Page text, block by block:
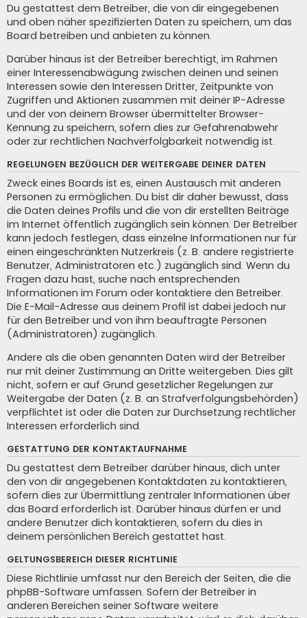
Du gestattest dem Betreiber, die von dir eingegebenen
und oben näher spezifizierten Daten zu speichern, um das
Board betreiben und anbieten zu können.
Darüber hinaus ist der Betreiber berechtigt, im Rahmen
einer Interessenabwägung zwischen deinen und seinen
Interessen sowie den Interessen Dritter, Zeitpunkte von
Zugriffen und Aktionen zusammen mit deiner IP-Adresse
und der von deinem Browser übermittelter Browser-
Kennung zu speichern, sofern dies zur Gefahrenabwehr
oder zur rechtlichen Nachverfolgbarkeit notwendig ist.
REGELUNGEN BEZÜGLICH DER WEITERGABE DEINER DATEN
Zweck eines Boards ist es, einen Austausch mit anderen
Personen zu ermöglichen. Du bist dir daher bewusst, dass
die Daten deines Profils und die von dir erstellten Beiträge
im Internet öffentlich zugänglich sein können. Der Betreiber
kann jedoch festlegen, dass einzelne Informationen nur für
einen eingeschränkten Nutzerkreis (z. B. andere registrierte
Benutzer, Administratoren etc.) zugänglich sind. Wenn du
Fragen dazu hast, suche nach entsprechenden
Informationen im Forum oder kontaktiere den Betreiber.
Die E-Mail-Adresse aus deinem Profil ist dabei jedoch nur
für den Betreiber und von ihm beauftragte Personen
(Administratoren) zugänglich.
Andere als die oben genannten Daten wird der Betreiber
nur mit deiner Zustimmung an Dritte weitergeben. Dies gilt
nicht, sofern er auf Grund gesetzlicher Regelungen zur
Weitergabe der Daten (z. B. an Strafverfolgungsbehörden)
verpflichtet ist oder die Daten zur Durchsetzung rechtlicher
Interessen erforderlich sind.
GESTATTUNG DER KONTAKTAUFNAHME
Du gestattest dem Betreiber darüber hinaus, dich unter
den von dir angegebenen Kontaktdaten zu kontaktieren,
sofern dies zur Übermittlung zentraler Informationen über
das Board erforderlich ist. Darüber hinaus dürfen er und
andere Benutzer dich kontaktieren, sofern du dies in
deinem persönlichen Bereich gestattet hast.
GELTUNGSBEREICH DIESER RICHTLINIE
Diese Richtlinie umfasst nur den Bereich der Seiten, die die
phpBB-Software umfassen. Sofern der Betreiber in
anderen Bereichen seiner Software weitere